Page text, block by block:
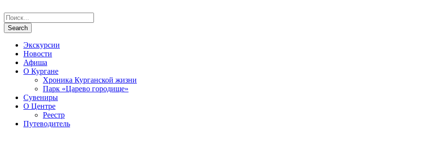
Экскурсии
Новости
Афиша
О Кургане
Хроника Курганской жизни
Парк «Царево городище»
Сувениры
О Центре
Реестр
Путеводитель